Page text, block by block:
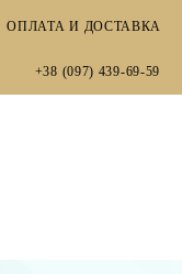
ОПЛАТА И ДОСТАВКА
+38 (097) 439-69-59